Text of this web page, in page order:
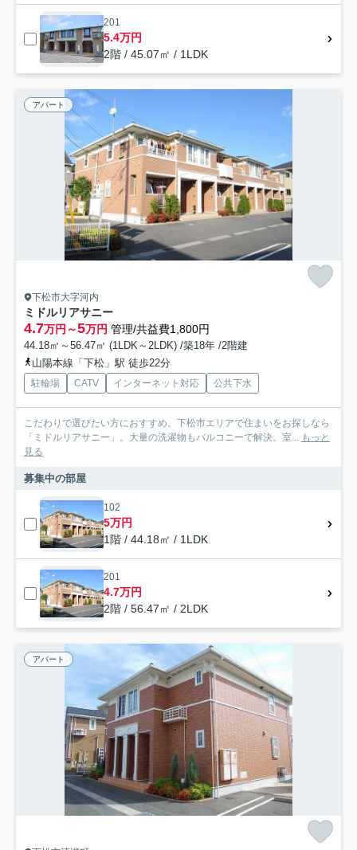
201
5.4万円
2階 / 45.07㎡ / 1LDK
アパート
下松市大字河内
ミドルリアサニー
4.7万円～5万円 管理/共益費1,800円
44.18㎡～56.47㎡ (1LDK～2LDK) /築18年 /2階建
山陽本線「下松」駅 徒歩22分
駐輪場 CATV インターネット対応 公共下水
こだわりで選びたい方におすすめ。下松市エリアで住まいをお探しなら
「ミドルリアサニー」。大量の洗濯物もバルコニーで解決。室... もっと
見る
募集中の部屋
102
5万円
1階 / 44.18㎡ / 1LDK
201
4.7万円
2階 / 56.47㎡ / 2LDK
アパート